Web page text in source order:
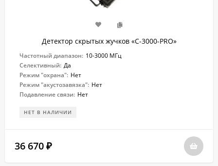
Детектор скрытых жучков «C-3000-PRO»
Частотный диапазон: 10-3000 МГц
Селективный: Да
Режим "охрана": Нет
Режим "акустозавязка": Нет
Подавление связи: Нет
НЕТ В НАЛИЧИИ
36 670 ₽